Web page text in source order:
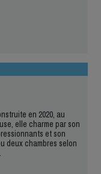
en 2020, au
elle charme par son
et son
deux chambres selon